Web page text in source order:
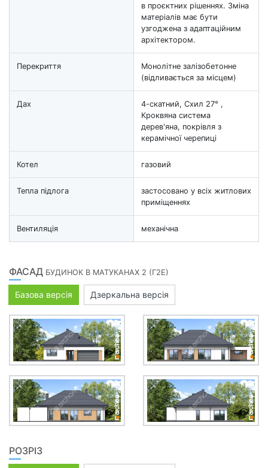
в проєктних рішеннях. Зміна
матеріалів має бути
узгоджена з адаптаційним
архітектором.
Перекриття
Монолітне залізобетонне
(відливається за місцем)
Дах
4-скатний, Схил 27° ,
Кроквяна система
дерев'яна, покрівля з
керамічної черепиці
Котел газовий
Тепла підлога
застосовано у всіх житлових
приміщеннях
Вентиляція механічна
ФАСАД БУДИНОК В МАТУКАНАХ 2 (Г2Е)
Базова версія Дзеркальна версія
РОЗРІЗ